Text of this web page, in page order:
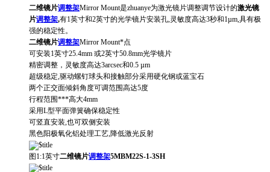
二维镜片调整架Mirror Mount是zhuanye为激光镜片调整调节设计的激光镜
片调整架,有1英寸和2英寸的光学镜片安装孔,灵敏度高达3秒和1µm,具有极
强的稳定性。
二维镜片调整架Mirror Mount*点
可安装1英寸25.4mm 或2英寸50.8mm光学镜片
精密调整，灵敏度高达3arcsec和0.5 µm
超级稳定,驱动螺钉球头和接触部分采用硬化钢或蓝宝石
两个正交面倾斜角度可调范围高达5度
行程范围***高大4mm
采用L型平面弹簧确保稳定性
可竖直安装,也可双侧安装
黑色阳极氧化铝处理工艺,降低激光反射
图1:1英寸二维镜片调整架5MBM22S-1-3SH